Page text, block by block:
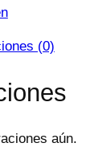
(0)
aún.